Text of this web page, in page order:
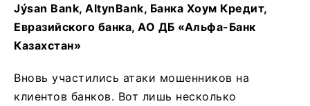
Jýsan Bank, AltynBank, Банка Хоум Кредит,
Евразийского банка, АО ДБ «Альфа-Банк
Казахстан»
Вновь участились атаки мошенников на
клиентов банков. Вот лишь несколько